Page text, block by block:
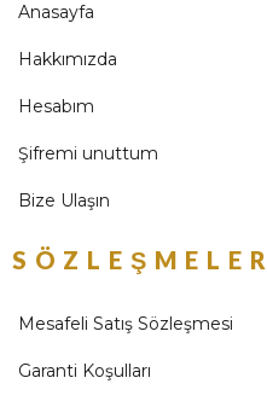
Anasayfa
Hakkımızda
Hesabım
Şifremi unuttum
Bize Ulaşın
SÖZLEŞMELER
Mesafeli Satış Sözleşmesi
Garanti Koşulları